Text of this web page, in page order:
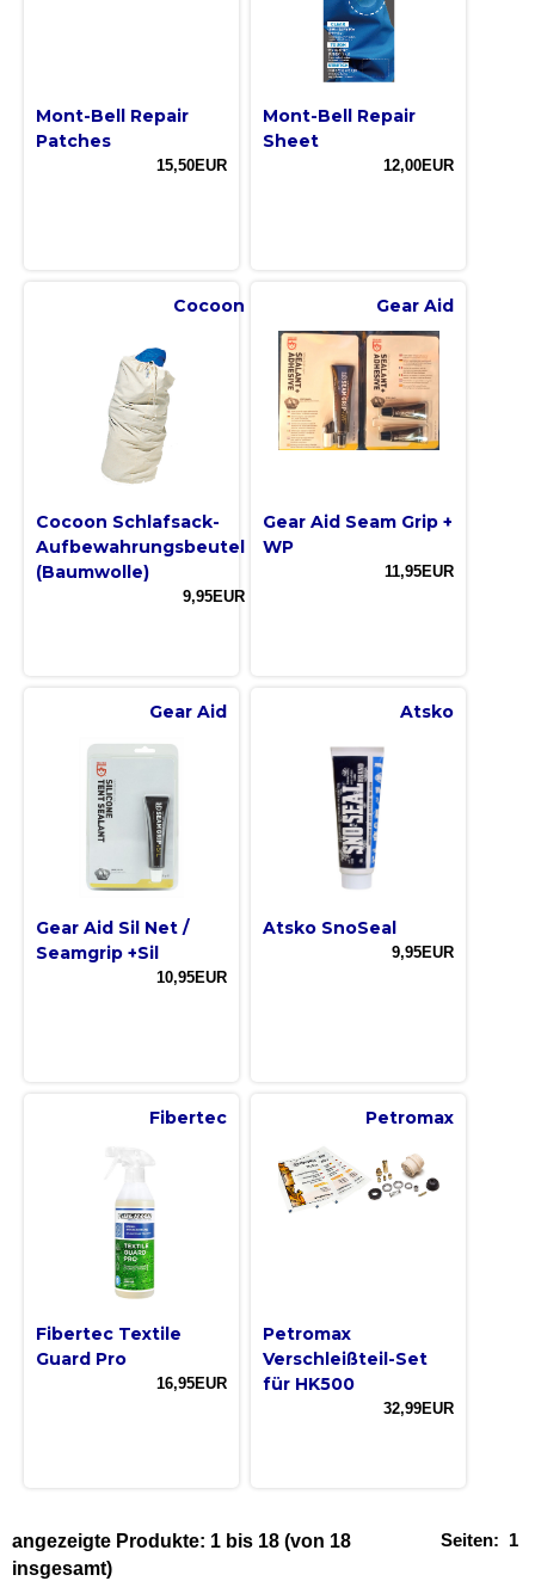
Mont-Bell Repair
Patches
15,50EUR
Mont-Bell Repair
Sheet
12,00EUR
Cocoon
Cocoon Schlafsack-
Aufbewahrungsbeutel
(Baumwolle)
9,95EUR
Gear Aid
Gear Aid Seam Grip +
WP
11,95EUR
Gear Aid
Gear Aid Sil Net /
Seamgrip +Sil
10,95EUR
Atsko
Atsko SnoSeal
9,95EUR
Fibertec
Fibertec Textile
Guard Pro
16,95EUR
Petromax
Petromax
Verschleißteil-Set
für HK500
32,99EUR
Seiten: 1
angezeigte Produkte: 1 bis 18 (von 18
insgesamt)